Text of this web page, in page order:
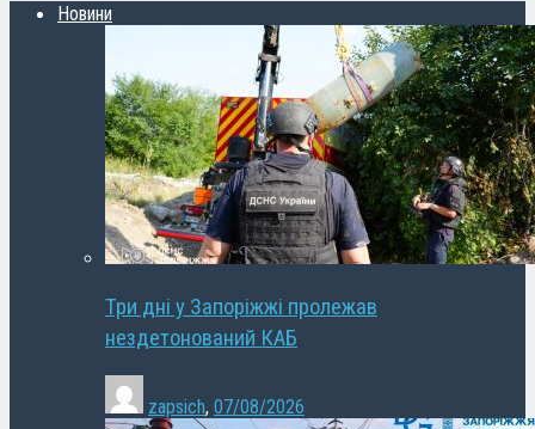
Новини
Три дні у Запоріжжі пролежав
нездетонований КАБ
zapsich, 07/08/2026